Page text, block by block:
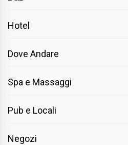
Hotel
Dove Andare
Spa e Massaggi
Pub e Locali
Negozi